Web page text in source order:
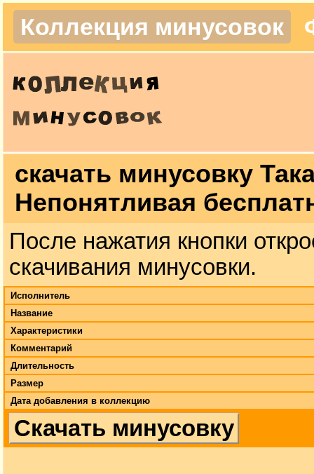
Коллекция минусовок
скачать минусовку
Непонятливая
После нажатия кнопки
скачивания минусовки.
Исполнитель
Название
Характеристики
Комментарий
Длительность
Размер
Дата добавления в коллекцию
Скачать минусовку